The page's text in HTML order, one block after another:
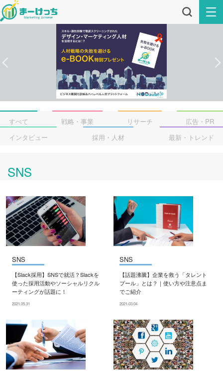
すべて 戦略・事業 リサーチ
広告・PR
インタビュー
採用・人材 最新・トレンド
SNS
SNS
【Slack採用】SNSで就活？Slackを
使った採用活動やソーシャルリクル
ーティングが話題に！
2021.05.31
SNS
【話題沸騰】企業を救う「タレント
プール」とは？｜使い方や注意点ま
でご紹介
2021.03.04